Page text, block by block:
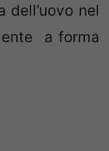
nel
a forma